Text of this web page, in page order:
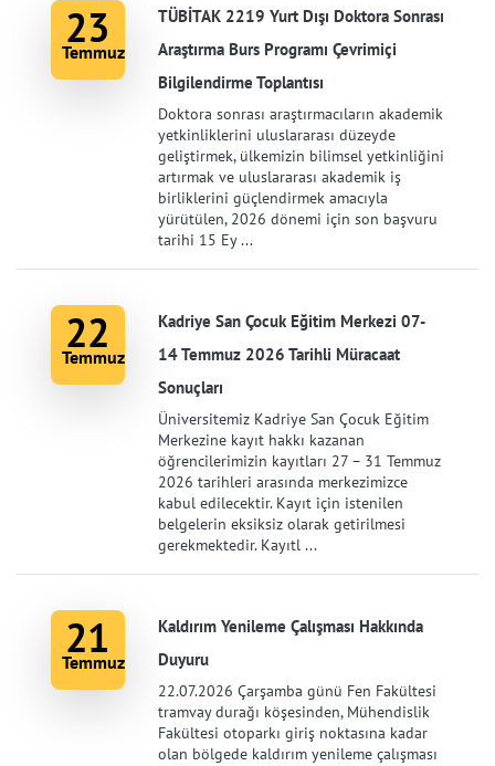
23
Temmuz
TÜBİTAK 2219 Yurt Dışı Doktora Sonrası
Araştırma Burs Programı Çevrimiçi
Bilgilendirme Toplantısı
Doktora sonrası araştırmacıların akademik
yetkinliklerini uluslararası düzeyde
geliştirmek, ülkemizin bilimsel yetkinliğini
artırmak ve uluslararası akademik iş
birliklerini güçlendirmek amacıyla
yürütülen, 2026 dönemi için son başvuru
tarihi 15 Ey ...
22
Temmuz
Kadriye San Çocuk Eğitim Merkezi 07-
14 Temmuz 2026 Tarihli Müracaat
Sonuçları
Üniversitemiz Kadriye San Çocuk Eğitim
Merkezine kayıt hakkı kazanan
öğrencilerimizin kayıtları 27 – 31 Temmuz
2026 tarihleri arasında merkezimizce
kabul edilecektir. Kayıt için istenilen
belgelerin eksiksiz olarak getirilmesi
gerekmektedir. Kayıtl ...
21
Temmuz
Kaldırım Yenileme Çalışması Hakkında
Duyuru
22.07.2026 Çarşamba günü Fen Fakültesi
tramvay durağı köşesinden, Mühendislik
Fakültesi otoparkı giriş noktasına kadar
olan bölgede kaldırım yenileme çalışması